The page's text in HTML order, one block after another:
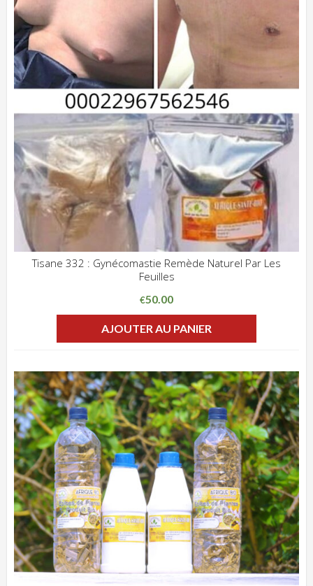
Tisane 332 : Gynécomastie Remède Naturel Par Les
Feuilles
€50.00
AJOUTER AU PANIER